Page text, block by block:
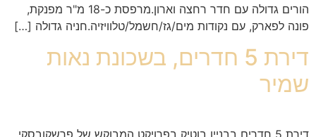
הורים גדולה עם חדר רחצה וארון.מרפסת כ-18 מ"ר מפנקת,
פונה לפארק, עם נקודות מים/גז/חשמל/טלוויזיה.חניה גדולה […]
דירת 5 חדרים, בשכונת נאות
שמיר